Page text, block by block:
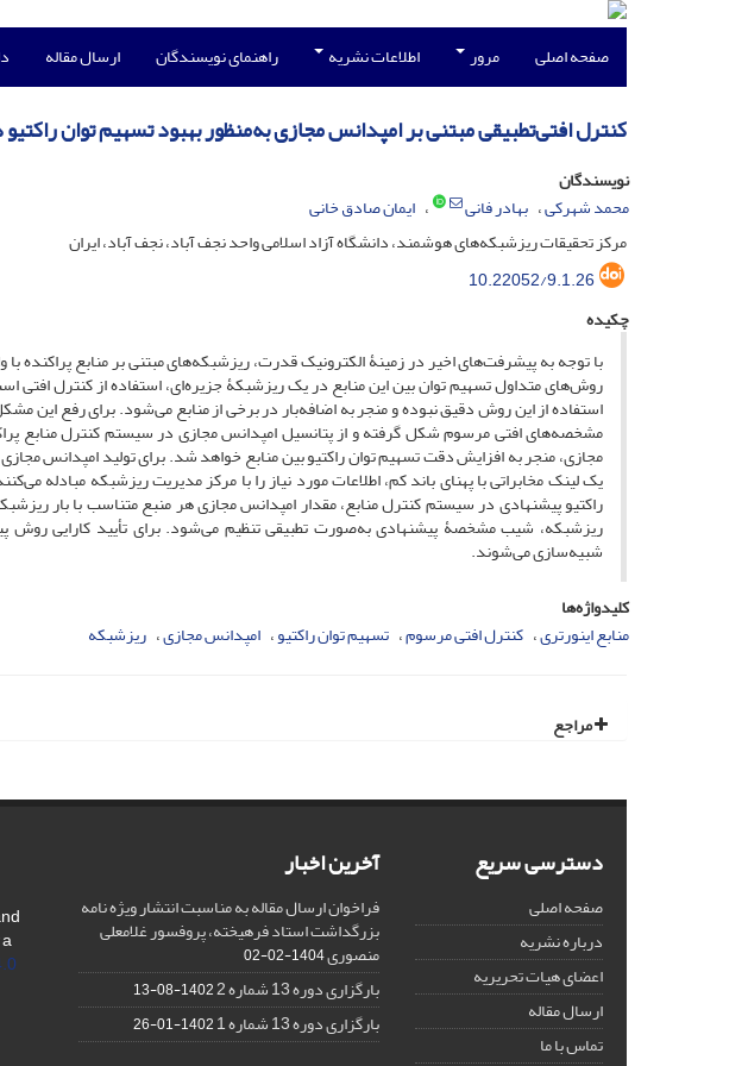
صفحه اصلی مرور اطلاعات نشریه راهنمای نویسندگان ارسال مقاله
کنترل افتی‌‌تطبیقی مبتنی بر امپدانس مجازی به‌منظور بهبود تسهیم توان
نویسندگان
محمد شهرکی بهادر فانی
ایمان صادق خانی
مرکز تحقیقات ریزشبکه‌های هوشمند، دانشگاه آزاد اسلامی واحد نجف آباد، نجف آباد، ایران
10.22052/9.1.26
چکیده
با توجه به پیشرفت‌های اخیر در زمینۀ الکترونیک قدرت، ریزشبکه‌های مبتنی بر منابع
روش‌های متداول تسهیم توان بین این منابع در یک ریزشبکۀ جزیره‌ای، استفاده از کنترل افتی
استفاده از این روش دقیق نبوده و منجر به اضافه‌بار در برخی از منابع می‌شود. برای رفع این
مشخصه‌های افتی مرسوم شکل گرفته و از پتانسیل امپدانس مجازی در سیستم کنترل منابع
مجازی، منجر به افزایش دقت تسهیم توان راکتیو بین منابع خواهد شد. برای تولید امپدانس
یک لینک مخابراتی با پهنای باند کم، اطلاعات مورد نیاز را با مرکز مدیریت ریزشبکه مبادله
راکتیو پیشنهادی در سیستم کنترل منابع، مقدار امپدانس مجازی هر منبع متناسب با بار
ریزشبکه، شیب مشخصۀ پیشنهادی به‌صورت تطبیقی تنظیم می‌شود. برای تأیید کارایی روش
شبیه‌سازی می‌شوند.
کلیدواژه‌ها
منابع اینورتری کنترل افتی مرسوم تسهیم توان راکتیو امپدانس مجازی ریزشبکه
مراجع
دسترسی سریع
صفحه اصلی
درباره نشریه
اعضای هیات تحریریه
ارسال مقاله
تماس با ما
آخرین اخبار
فراخوان ارسال مقاله به مناسبت انتشار ویژه نامه
بزرگداشت استاد فرهیخته، پروفسور غلامعلی
منصوری1404-02-02
بارگزاری دوره 13 شماره 2 1402-08-13
بارگزاری دوره 13 شماره 1 1402-01-26